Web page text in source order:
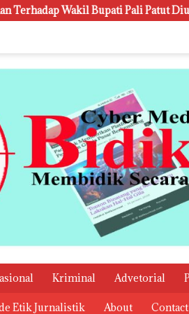
Pali Patut Diuji Melalui Mekanisme
Kriminal Advetorial
Etik Jurnalistik About Contact